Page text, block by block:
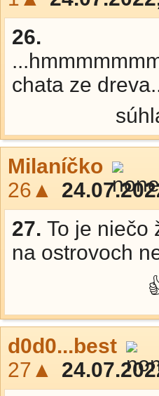
26.
chata ze
Milaníčko
26▲
27. To je niečo
na ostrovoch
d0d0...best
27▲